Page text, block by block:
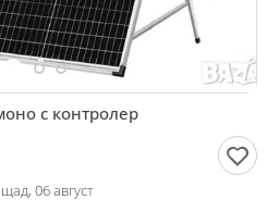
с контролер
06 август